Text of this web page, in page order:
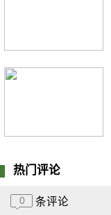
热门评论
0 条评论